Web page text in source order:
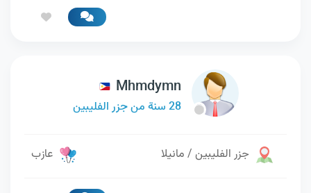
Mhmdymn
28 سنة من جزر الفليبين
جزر الفليبين / مانيلا عازب